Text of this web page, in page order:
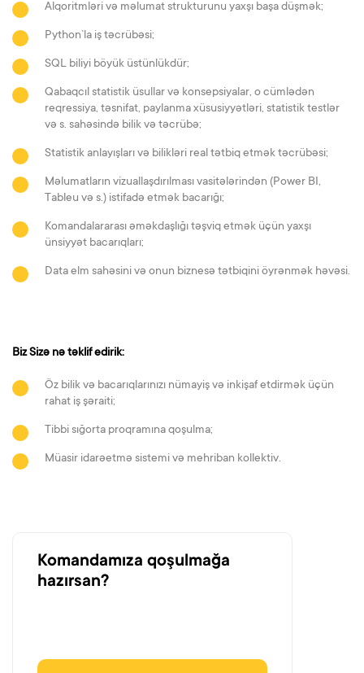
Alqoritmləri və məlumat strukturunu yaxşı başa düşmək;
Python`la iş təcrübəsi;
SQL biliyi böyük üstünlükdür;
Qabaqcıl statistik üsullar və konsepsiyalar, o cümlədən
reqressiya, təsnifat, paylanma xüsusiyyətləri, statistik testlər
və s. sahəsində bilik və təcrübə;
Statistik anlayışları və bilikləri real tətbiq etmək təcrübəsi;
Məlumatların vizuallaşdırılması vasitələrindən (Power BI,
Tableu və s.) istifadə etmək bacarığı;
Komandalararası əməkdaşlığı təşviq etmək üçün yaxşı
ünsiyyət bacarıqları;
Data elm sahəsini və onun biznesə tətbiqini öyrənmək həvəsi.
Biz Sizə nə təklif edirik:
Öz bilik və bacarıqlarınızı nümayiş və inkişaf etdirmək üçün
rahat iş şəraiti;
Tibbi sığorta proqramına qoşulma;
Müasir idarəetmə sistemi və mehriban kollektiv.
Komandamıza qoşulmağa
hazırsan?